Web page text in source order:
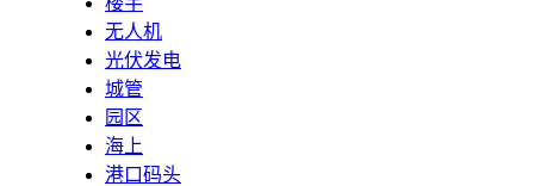
无人机
光伏发电
城管
园区
海上
港口码头